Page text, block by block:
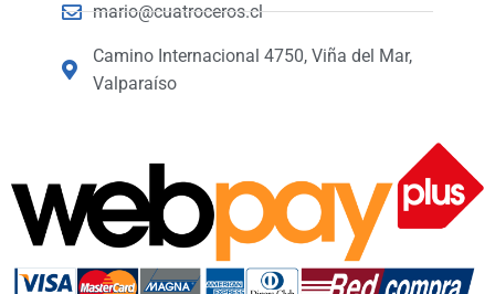
mario@cuatroceros.cl
Camino Internacional 4750, Viña del Mar,
Valparaíso